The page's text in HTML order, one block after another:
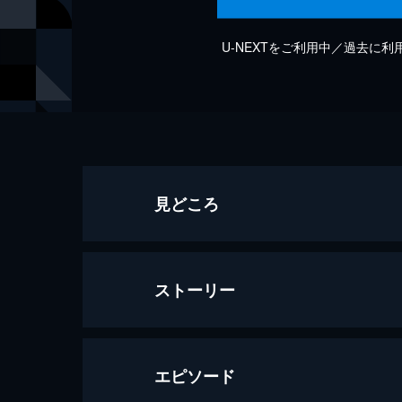
U-NEXTをご利用中／過去に利
見どころ
ストーリー
エピソード